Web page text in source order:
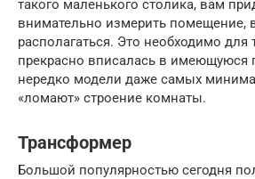
такого маленького столика, вам
внимательно измерить помещение,
располагаться. Это необходимо для
прекрасно вписалась в имеющуюся
нередко модели даже самых
«ломают» строение комнаты.
Трансформер
Большой популярностью сегодня